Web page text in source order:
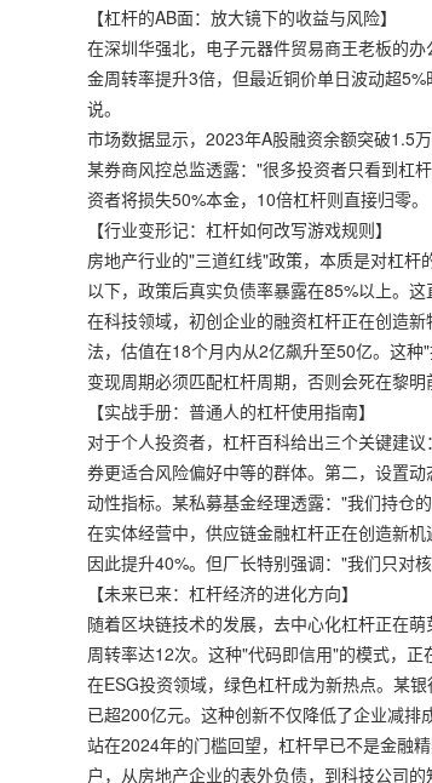
【杠杆的AB面：放大镜下的收益与风险】
在深圳华强北，电子元器件贸易商王老板的
金周转率提升3倍，但最近铜价单日波动超
说。
市场数据显示，2023年A股融资余额突破1.5
某券商风控总监透露："很多投资者只看到杠
资者将损失50%本金，10倍杠杆则直接归零。
【行业变形记：杠杆如何改写游戏规则】
房地产行业的"三道红线"政策，本质是对杠
以下，政策后真实负债率暴露在85%以上。
在科技领域，初创企业的融资杠杆正在创造
法，估值在18个月内从2亿飙升至50亿。这种
变现周期必须匹配杠杆周期，否则会死在黎明
【实战手册：普通人的杠杆使用指南】
对于个人投资者，杠杆百科给出三个关键建
券更适合风险偏好中等的群体。第二，设置
动性指标。某私募基金经理透露："我们持仓
在实体经营中，供应链金融杠杆正在创造新
因此提升40%。但厂长特别强调："我们只对
【未来已来：杠杆经济的进化方向】
随着区块链技术的发展，去中心化杠杆正在
周转率达12次。这种"代码即信用"的模式，正
在ESG投资领域，绿色杠杆成为新热点。某
已超200亿元。这种创新不仅降低了企业减排
站在2024年的门槛回望，杠杆早已不是金融
户，从房地产企业的表外负债，到科技公司